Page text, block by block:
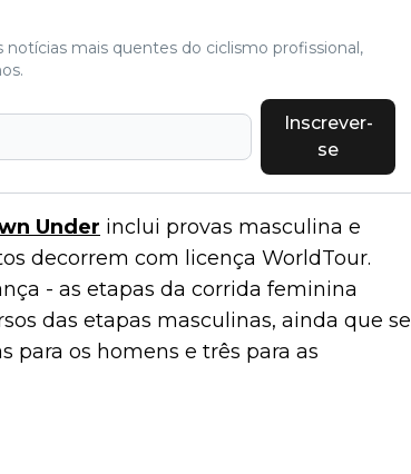
mais quentes do ciclismo profissional,
Inscrever-
se
Under inclui provas masculina e
decorrem com licença WorldTour.
- as etapas da corrida feminina
das etapas masculinas, ainda que se
para os homens e três para as